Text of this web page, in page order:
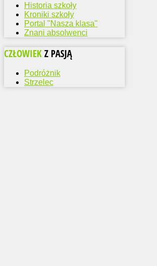
Historia szkoły
Kroniki szkoły
Portal "Nasza klasa"
Znani absolwenci
CZŁOWIEK Z PASJĄ
Podróżnik
Strzelec